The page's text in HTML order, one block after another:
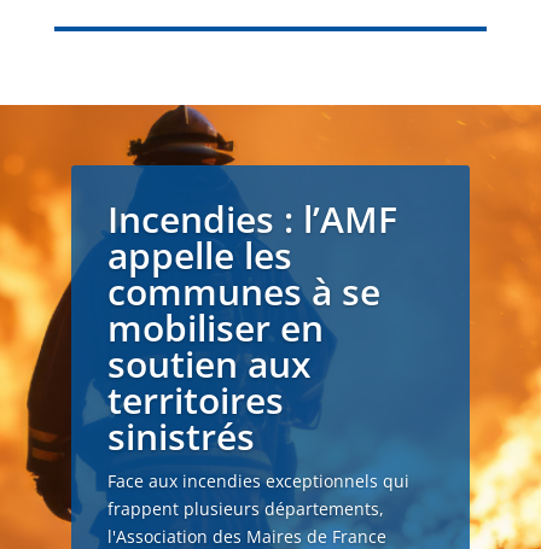
Incendies : l’AMF
appelle les
communes à se
mobiliser en
soutien aux
territoires
sinistrés
Face aux incendies exceptionnels qui
frappent plusieurs départements,
l'Association des Maires de France